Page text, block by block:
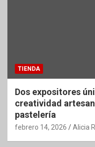
TIENDA
Dos expositores
creatividad
pastelería
febrero 14, 2026 Alicia